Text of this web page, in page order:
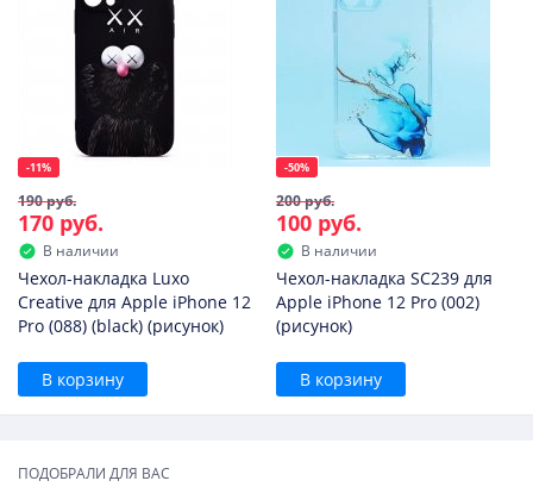
-11%
190 руб.
170 руб.
В наличии
Чехол-накладка Luxo
Creative для Apple iPhone 12
Pro (088) (black) (рисунок)
В корзину
-50%
200 руб.
100 руб.
В наличии
Чехол-накладка SC239 для
Apple iPhone 12 Pro (002)
(рисунок)
В корзину
ПОДОБРАЛИ ДЛЯ ВАС